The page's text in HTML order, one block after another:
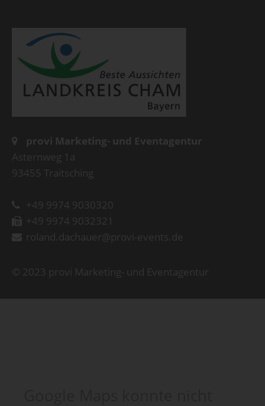
provi Marketing- und Eventagentur
Asternweg 1a
93455 Traitsching
+49 9974 9030320
+49 9974 9032321
roland.dachauer@provi-events.de
© 2023 provi Marketing- und Eventagentur